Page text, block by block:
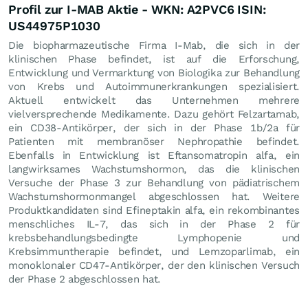
Profil zur I-MAB Aktie - WKN: A2PVC6 ISIN:
US44975P1030
Die biopharmazeutische Firma I-Mab, die sich in der
klinischen Phase befindet, ist auf die Erforschung,
Entwicklung und Vermarktung von Biologika zur Behandlung
von Krebs und Autoimmunerkrankungen spezialisiert.
Aktuell entwickelt das Unternehmen mehrere
vielversprechende Medikamente. Dazu gehört Felzartamab,
ein CD38-Antikörper, der sich in der Phase 1b/2a für
Patienten mit membranöser Nephropathie befindet.
Ebenfalls in Entwicklung ist Eftansomatropin alfa, ein
langwirksames Wachstumshormon, das die klinischen
Versuche der Phase 3 zur Behandlung von pädiatrischem
Wachstumshormonmangel abgeschlossen hat. Weitere
Produktkandidaten sind Efineptakin alfa, ein rekombinantes
menschliches IL-7, das sich in der Phase 2 für
krebsbehandlungsbedingte Lymphopenie und
Krebsimmuntherapie befindet, und Lemzoparlimab, ein
monoklonaler CD47-Antikörper, der den klinischen Versuch
der Phase 2 abgeschlossen hat.